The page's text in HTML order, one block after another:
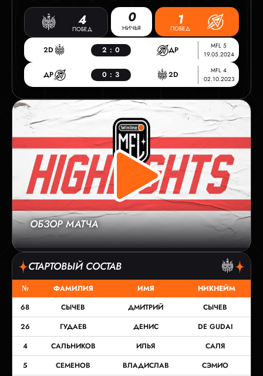
4
ПОБЕД
0
НИЧЬЯ 1
ПОБЕД
MFL 5
19.05.2024
2D 2 : 0 ДР
MFL 4
02.10.2023
ДР 0 : 3 2D
ОБЗОР МАТЧА
СТАРТОВЫЙ СОСТАВ
№ ФАМИЛИЯ ИМЯ
НИКНЕЙМ
68
СЫЧЕВ ДМИТРИЙ
СЫЧЕВ
26
ГУДАЕВ ДЕНИС
DE GUDAI
4
САЛЬНИКОВ ИЛЬЯ
САЛЯ
5
СЕМЕНОВ ВЛАДИСЛАВ
СЭМИО